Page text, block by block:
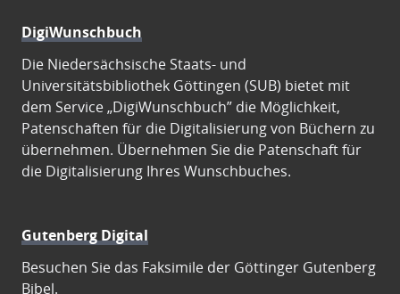
DigiWunschbuch
Die Niedersächsische Staats- und
Universitätsbibliothek Göttingen (SUB) bietet mit
dem Service „DigiWunschbuch” die Möglichkeit,
Patenschaften für die Digitalisierung von Büchern zu
übernehmen. Übernehmen Sie die Patenschaft für
die Digitalisierung Ihres Wunschbuches.
Gutenberg Digital
Besuchen Sie das Faksimile der Göttinger Gutenberg
Bibel.